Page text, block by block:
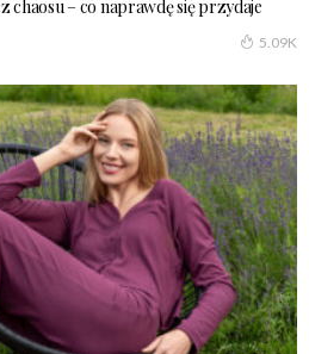
chaosu – co naprawdę się przydaje
5.09K